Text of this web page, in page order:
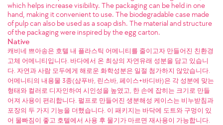
which helps increase visibility. The packaging can be held in one
hand, making it convenient to use. The biodegradable case made
of pulp can also be used as a soap dish. The material and structure
of the packaging were inspired by the egg carton.
Native
캐비네 쁘아송은 호텔 내 플라스틱 어메니티를 줄이고자 만들어진 친환경
고체 어메니티입니다. 바다에서 온 최상의 자연유래 성분을 담고 있습니
다. 자연과 사람 모두에게 해로운 화학성분은 일절 첨가하지 않았습니다.
어메니티의 내용물 3종(샴푸바, 린스바, 페이스+바디바)은 각 성분에 맞는
형태와 컬러로 디자인하여 시인성을 높였고, 한 손에 잡히는 크기로 만들
어져 사용이 편리합니다. 펄프로 만들어진 생분해성 케이스는 비누받침과
포장의 두 가지 기능을 더했습니다. 이 패키지는 바닥에 도트와 구멍이 있
어 물빠짐이 좋고 호텔에서 사용 후 물기가 마르면 재사용이 가능합니다.